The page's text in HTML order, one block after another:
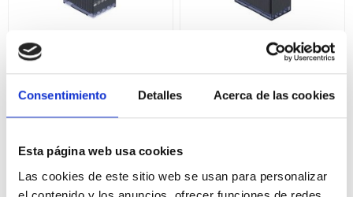
Consentimiento Detalles Acerca de las cookies
Esta página web usa cookies
Las cookies de este sitio web se usan para personalizar
U-Power UP-12OPZS1500
OPzS 2621AH C100
658,85 €732,05 €
Comprar
U-Power UP-16OPZS2000
OPzS 3498AH C100
958,95 €1.065,50 €
Comprar